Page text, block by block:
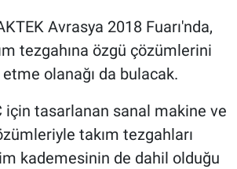
Avrasya 2018 Fuarı'nda,
tezgahına özgü çözümlerini
etme olanağı da bulacak.
için tasarlanan sanal makine ve
takım tezgahları
kademesinin de dahil olduğu